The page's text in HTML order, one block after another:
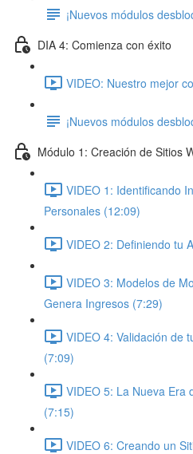
¡Nuevos módulos
DIA 4: Comienza con éxito
VIDEO: Nuestro mejor
¡Nuevos módulos
Módulo 1: Creación de Sitios
VIDEO 1: Identificando
Personales (12:09)
VIDEO 2: Definiendo tu
VIDEO 3: Modelos de
Genera Ingresos (7:29)
VIDEO 4: Validación de
(7:09)
VIDEO 5: La Nueva Era
(7:15)
VIDEO 6: Creando un